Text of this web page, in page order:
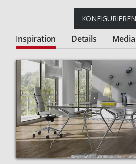
KONFIGURIEREN
Inspiration Details Media